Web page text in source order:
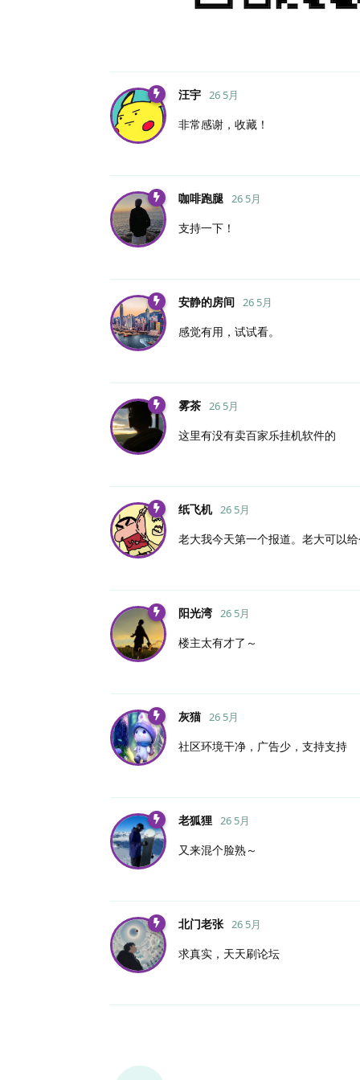
汪宇 26 5月
非常感谢，收藏！
咖啡跑腿 26 5月
支持一下！
安静的房间 26 5月
感觉有用，试试看。
雾茶 26 5月
这里有没有卖百家乐挂机软件的
纸飞机 26 5月
老大我今天第一个报道。老大可以
阳光湾 26 5月
楼主太有才了～
灰猫 26 5月
社区环境干净，广告少，支持支持
老狐狸 26 5月
又来混个脸熟～
北门老张 26 5月
求真实，天天刷论坛